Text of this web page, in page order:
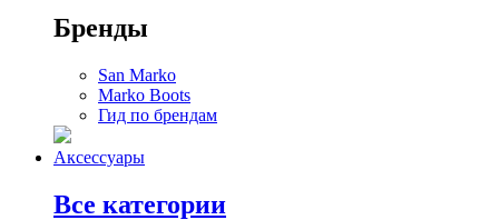
Бренды
San Marko
Marko Boots
Гид по брендам
Аксессуары
Все категории